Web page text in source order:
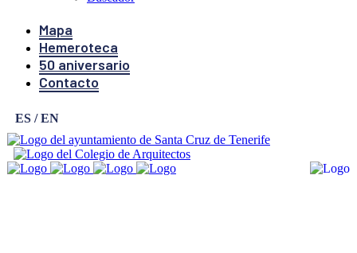
Mapa
Hemeroteca
50 aniversario
Contacto
ES EN